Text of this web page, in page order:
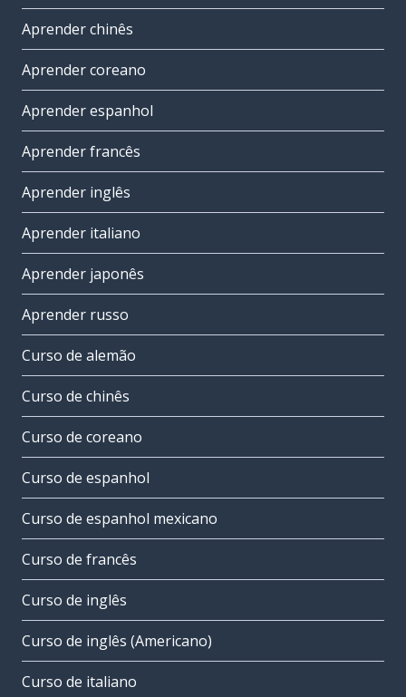
Aprender chinês
Aprender coreano
Aprender espanhol
Aprender francês
Aprender inglês
Aprender italiano
Aprender japonês
Aprender russo
Curso de alemão
Curso de chinês
Curso de coreano
Curso de espanhol
Curso de espanhol mexicano
Curso de francês
Curso de inglês
Curso de inglês (Americano)
Curso de italiano